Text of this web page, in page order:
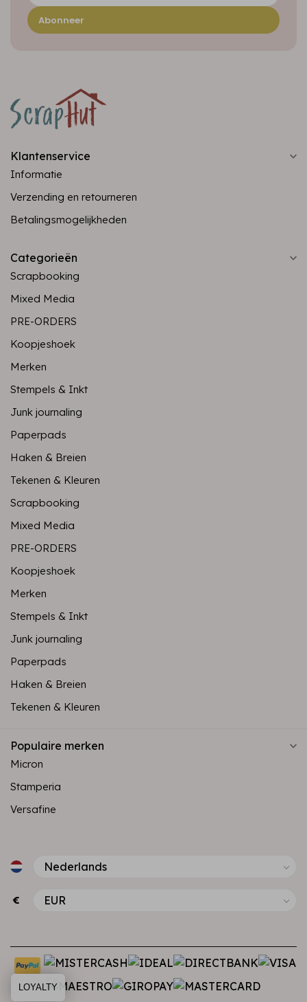
Abonneer
Klantenservice
Informatie
Verzending en retourneren
Betalingsmogelijkheden
Categorieën
Scrapbooking
Mixed Media
PRE-ORDERS
Koopjeshoek
Merken
Stempels & Inkt
Junk journaling
Paperpads
Haken & Breien
Tekenen & Kleuren
Scrapbooking
Mixed Media
PRE-ORDERS
Koopjeshoek
Merken
Stempels & Inkt
Junk journaling
Paperpads
Haken & Breien
Tekenen & Kleuren
Populaire merken
Micron
Stamperia
Versafine
€
LOYALTY